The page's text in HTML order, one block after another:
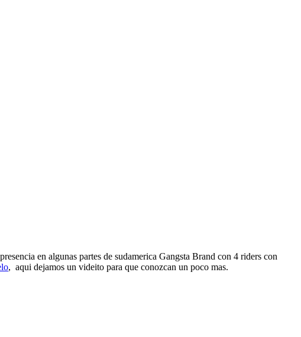
en algunas partes de sudamerica Gangsta Brand con 4 riders con
, aqui dejamos un videito para que conozcan un poco mas.